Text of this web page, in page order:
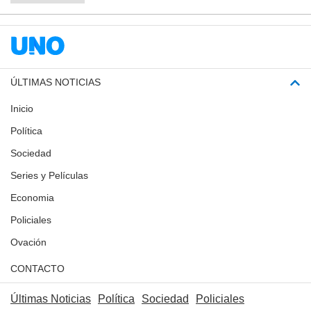
ÚLTIMAS NOTICIAS
Inicio
Política
Sociedad
Series y Películas
Economia
Policiales
Ovación
CONTACTO
Últimas Noticias Política Sociedad Policiales